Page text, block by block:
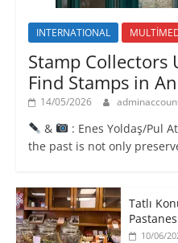
INTERNATIONAL
Stamp Collectors
Find Stamps in
14/05/2026
&
: Enes Yoldaş/Pul
the past is not only
Tatlı
10/06/